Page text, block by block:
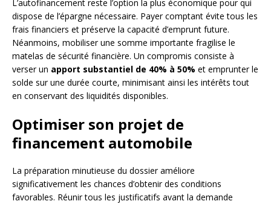
L’autofinancement reste l’option la plus économique pour qui
dispose de l’épargne nécessaire. Payer comptant évite tous les
frais financiers et préserve la capacité d’emprunt future.
Néanmoins, mobiliser une somme importante fragilise le
matelas de sécurité financière. Un compromis consiste à
verser un apport substantiel de 40% à 50% et emprunter le
solde sur une durée courte, minimisant ainsi les intérêts tout
en conservant des liquidités disponibles.
Optimiser son projet de
financement automobile
La préparation minutieuse du dossier améliore
significativement les chances d’obtenir des conditions
favorables. Réunir tous les justificatifs avant la demande